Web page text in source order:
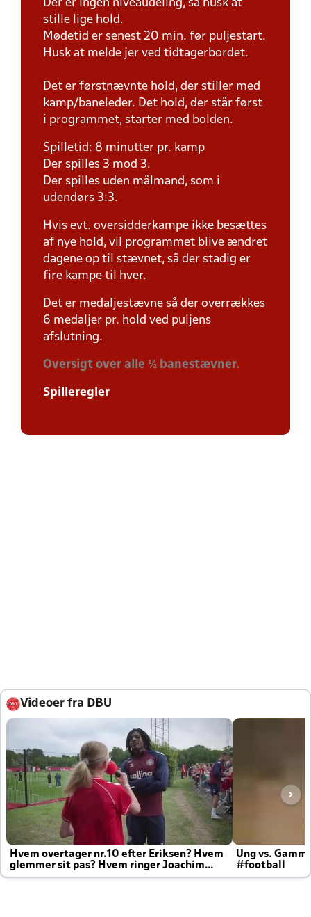
Der er ingen niveaudeling, så husk at
stille lige hold.
Mødetid er senest 20 min. før puljestart.
Husk at melde jer ved tidtagerbordet.
Det er førstnævnte hold, der stiller med
kamp/baneleder. Det hold, der står først
i programmet, starter med bolden.
Spilletid: 8 minutter pr. kamp
Der spilles 3 mod 3.
Der spilles uden målmand, som i
udendørs 3:3.
Hvis evt. oversidderkampe ikke besættes
af nye hold, vil programmet blive ændret
dagene op til stævnet, så der stadig er
fire kampe til hver.
Det er medaljestævne så der overrækkes
6 medaljer pr. hold ved puljens
afslutning.
Oversigt over alle ½ banestævner.
Spilleregler
Videoer fra DBU
Hvem overtager nr.10 efter Eriksen? Hvem
glemmer sit pas? Hvem ringer Joachim
altid til efter kampe?
Ung vs.
#football